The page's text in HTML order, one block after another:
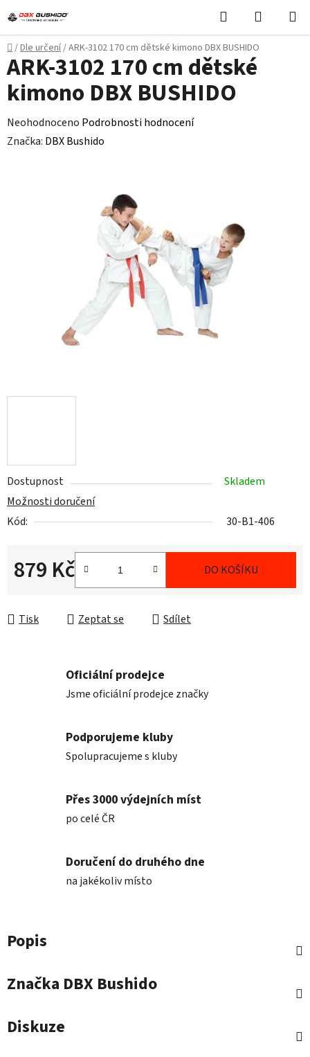
na
obsah
Hledat
KOŠÍK
Domů
/Dle určení/ARK-3102 170 cm dětské kimono DBX BUSHIDO
Dostupnost
Skladem
Možnosti doručení
Kód:
30-B1-406
879 Kč DO KOŠÍKU
Tisk Zeptat se Sdílet
ARK-3102 170 cm dětské
kimono DBX BUSHIDO
Průměrné
hodnocení
Neohodnoceno Podrobnosti hodnocení
Značka: DBX Bushido
Oficiální prodejce
Jsme oficiální prodejce značky
Podporujeme kluby
Spolupracujeme s kluby
Přes 3000 výdejních míst
po celé ČR
Doručení do druhého dne
na jakékoliv místo
Popis
Značka DBX Bushido
Diskuze